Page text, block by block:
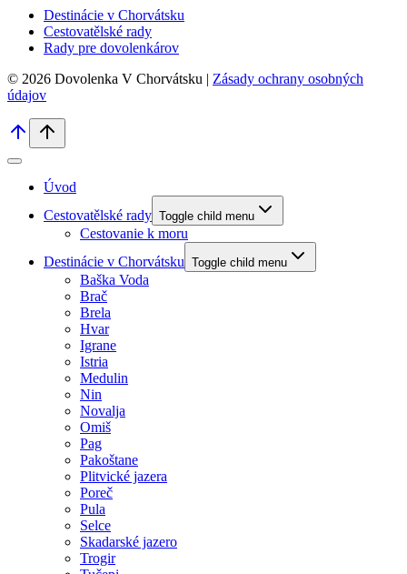
Destinácie v Chorvátsku
Cestovatělské rady
Rady pre dovolenkárov
© 2026 Dovolenka V Chorvátsku | Zásady ochrany osobných
údajov
Úvod
Cestovatělské rady Toggle child menu
Cestovanie k moru
Destinácie v Chorvátsku Toggle child menu
Baška Voda
Brač
Brela
Hvar
Igrane
Istria
Medulin
Nin
Novalja
Omiš
Pag
Pakoštane
Plitvické jazera
Poreč
Pula
Selce
Skadarské jazero
Trogir